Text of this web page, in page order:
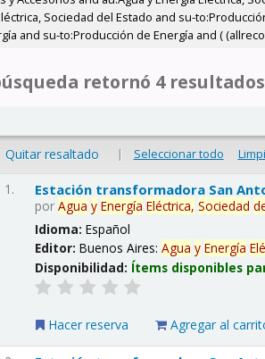
Sociedad del Estado and su-
and su-to:Producción de Energía and (
retornó 4
Quitar resaltado | Seleccionar todo
1. Estación transformadora San
porAgua y Energía Eléctrica, Sociedad
Idioma:Español
Editor:Buenos Aires:Agua y Energía
Disponibilidad: Ítems disponibles
Hacer reserva Agregar al